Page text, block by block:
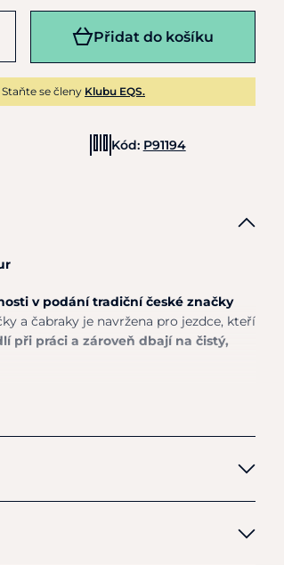
Přidat do košíku
se členy Klubu EQS.
Kód: P91194
v podání tradiční české značky
a čabraky je navržena pro jezdce, kteří
při práci a zároveň dbají na čistý,
hřbetu, podporuje rovnoměrné
a udržuje hřbet koně v suchu.
vlivy